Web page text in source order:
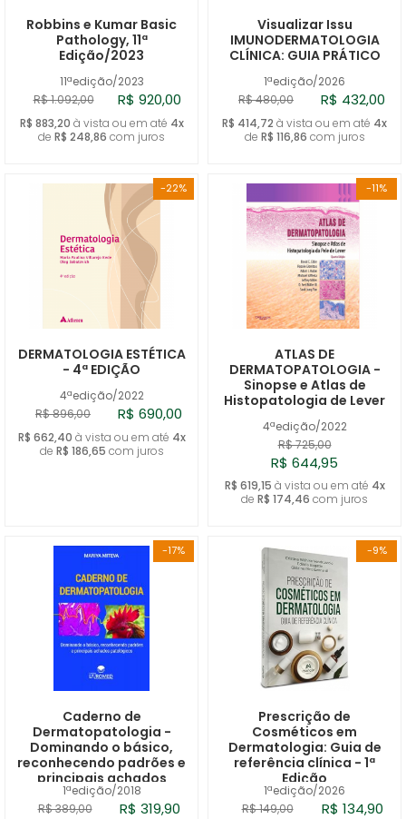
11ªedição/2023
Robbins e Kumar Basic
Pathology, 11ª
Edição/2023
R$ 1.092,00 R$ 920,00
R$ 883,20 à vista ou em até 4x
de R$ 248,86 com juros
1ªedição/2026
Visualizar Issu
IMUNODERMATOLOGIA
CLÍNICA: GUIA PRÁTICO
R$ 480,00 R$ 432,00
R$ 414,72 à vista ou em até 4x
de R$ 116,86 com juros
-22%
4ªedição/2022
DERMATOLOGIA ESTÉTICA
- 4ª EDIÇÃO
R$ 896,00 R$ 690,00
R$ 662,40 à vista ou em até 4x
de R$ 186,65 com juros
-11%
4ªedição/2022
ATLAS DE
DERMATOPATOLOGIA -
Sinopse e Atlas de
Histopatologia de Lever
R$ 725,00
R$ 644,95
R$ 619,15 à vista ou em até 4x
de R$ 174,46 com juros
-17%
1ªedição/2018
Caderno de
Dermatopatologia -
Dominando o básico,
reconhecendo padrões e
principais achados
patológicos
R$ 389,00 R$ 319,90
-9%
1ªedição/2026
Prescrição de
Cosméticos em
Dermatologia: Guia de
referência clínica - 1ª
Edição
R$ 149,00 R$ 134,90